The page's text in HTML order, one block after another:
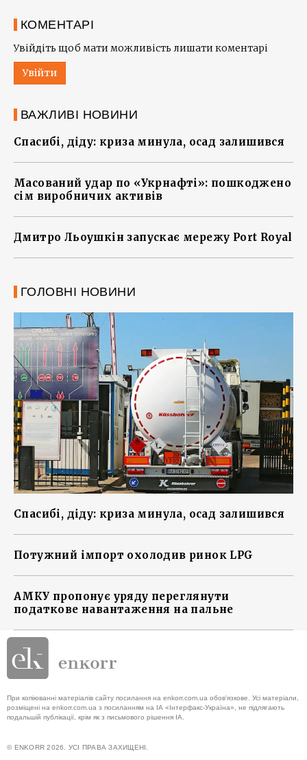
КОМЕНТАРІ
Увійдіть щоб мати можливість лишати коментарі
Увійти
ВАЖЛИВІ НОВИНИ
Спасибі, діду: криза минула, осад залишився
Масований удар по «Укрнафті»: пошкоджено
сім виробничих активів
Дмитро Льоушкін запускає мережу Port Royal
ГОЛОВНІ НОВИНИ
Спасибі, діду: криза минула, осад залишився
Потужний імпорт охолодив ринок LPG
АМКУ пропонує уряду переглянути
податкове навантаження на пальне
При копіюванні матеріалів сайту посилання на enkorr.com.ua обов'язкове. Усі матеріали,
розміщені на enkorr.com.ua з посиланням на ІА «Інтерфакс-Україна», не підлягають
подальшій публікації, крім як з письмового рішення ІА.
© ENKORR 2026. УСІ ПРАВА ЗАХИЩЕНІ.